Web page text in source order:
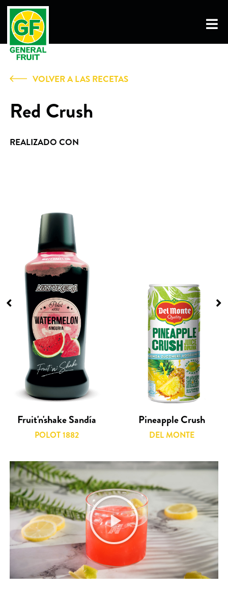
VOLVER A LAS RECETAS
Red Crush
REALIZADO CON
Fruit'n'shake Sandía
POLOT 1882
Pineapple Crush
DEL MONTE